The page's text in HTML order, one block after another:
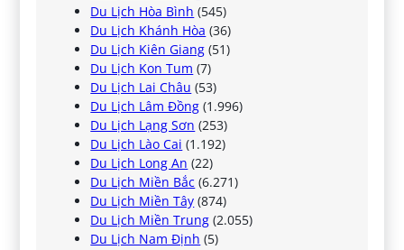
Du Lịch Hòa Bình (545)
Du Lịch Khánh Hòa (36)
Du Lịch Kiên Giang (51)
Du Lịch Kon Tum (7)
Du Lịch Lai Châu (53)
Du Lịch Lâm Đồng (1.996)
Du Lịch Lạng Sơn (253)
Du Lịch Lào Cai (1.192)
Du Lịch Long An (22)
Du Lịch Miền Bắc (6.271)
Du Lịch Miền Tây (874)
Du Lịch Miền Trung (2.055)
Du Lịch Nam Định (5)